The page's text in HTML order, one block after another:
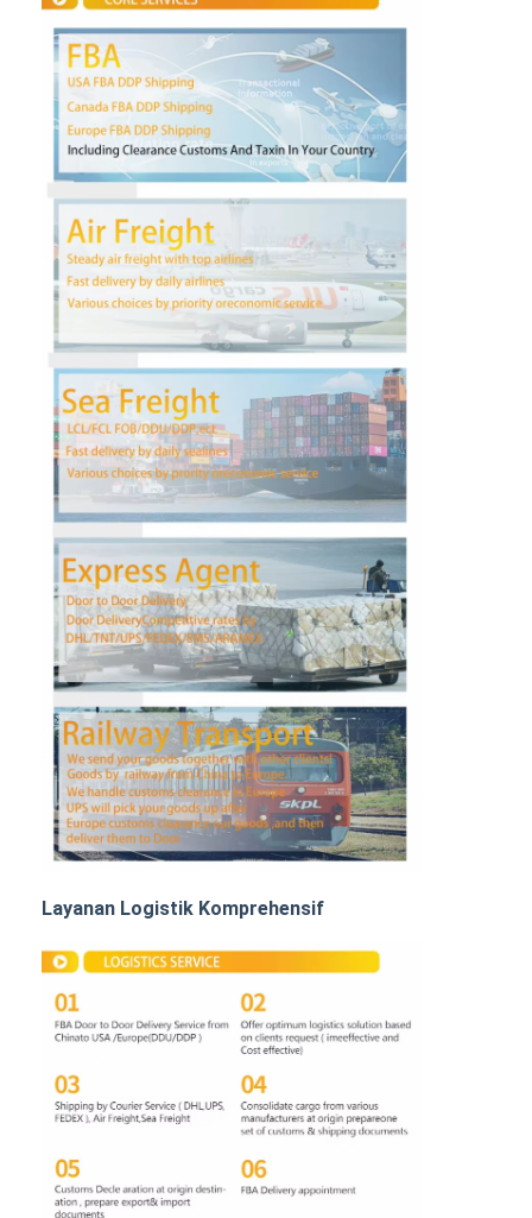
Produk
Tentang kita
Wisata pabrik
Kontrol kualitas
Hubungi kami
Pengiriman Barang Internasional
Angkutan Udara Maju
Barang laut
Pengiriman DDP Dari Tiongkok
Pengiriman ekspres
Kapal ke Amazon
Pengangkutan Truk
Layanan gudang
Layanan Logistik Komprehensif